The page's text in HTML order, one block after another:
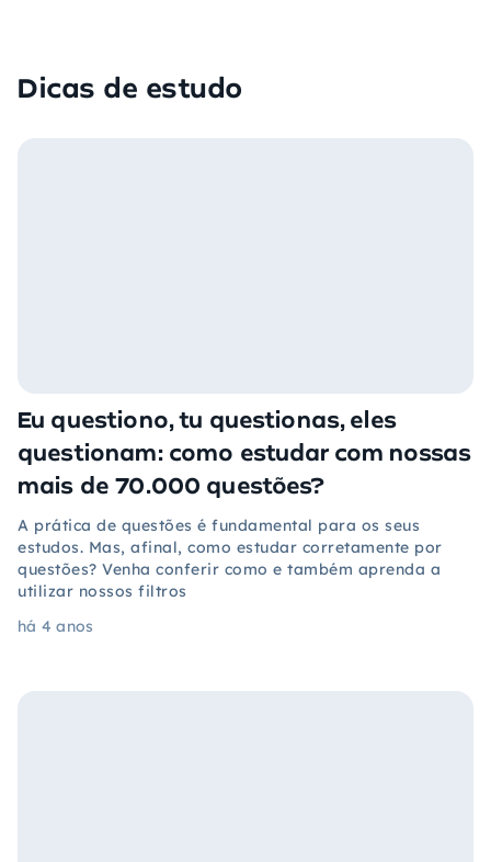
Dicas de estudo
Eu questiono, tu questionas, eles
questionam: como estudar com nossas
mais de 70.000 questões?
A prática de questões é fundamental para os seus
estudos. Mas, afinal, como estudar corretamente por
questões? Venha conferir como e também aprenda a
utilizar nossos filtros
há 4 anos